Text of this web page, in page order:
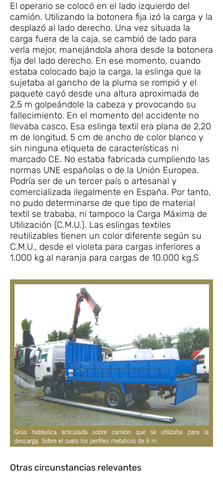
El operario se colocó en el lado izquierdo del
camión. Utilizando la botonera fija izó la carga y la
desplazó al lado derecho. Una vez situada la
carga fuera de la caja, se cambió de lado para
verla mejor, manejándola ahora desde la botonera
fija del lado derecho. En ese momento, cuando
estaba colocado bajo la carga, la eslinga que la
sujetaba al gancho de la pluma se rompió y el
paquete cayó desde una altura aproximada de
2,5 m golpeándole la cabeza y provocando su
fallecimiento. En el momento del accidente no
llevaba casco. Esa eslinga textil era plana de 2,20
m de longitud, 5 cm de ancho de color blanco y
sin ninguna etiqueta de características ni
marcado CE. No estaba fabricada cumpliendo las
normas UNE españolas o de la Unión Europea.
Podría ser de un tercer país o artesanal y
comercializada ilegalmente en España. Por tanto,
no pudo determinarse de que tipo de material
textil se trababa, ni tampoco la Carga Máxima de
Utilización (C.M.U.). Las eslingas textiles
reutilizables tienen un color diferente según su
C.M.U., desde el violeta para cargas inferiores a
1.000 kg al naranja para cargas de 10.000 kg.S
Otras circunstancias relevantes